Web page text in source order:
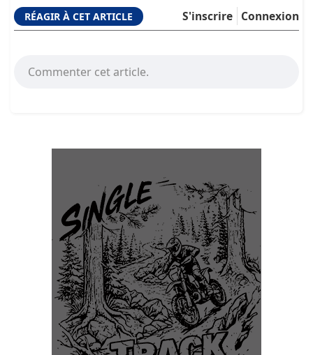
RÉAGIR À CET ARTICLE Connexion
S'inscrire
Commenter cet article.